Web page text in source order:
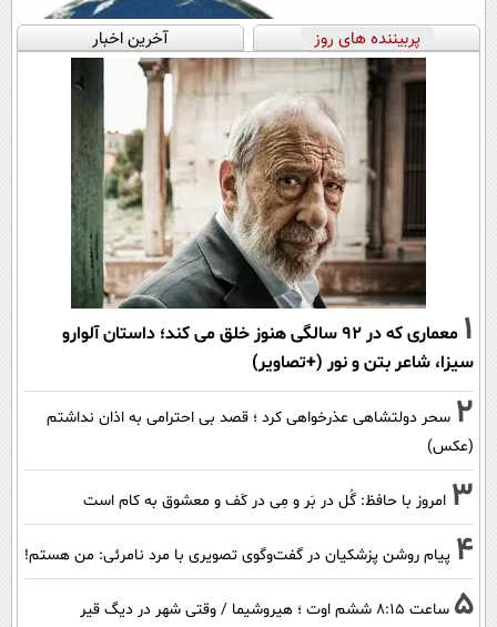
پربیننده های روز آخرین اخبار
1
معماری که در 92 سالگی هنوز خلق می کند؛ داستان آلوارو
سیزا، شاعر بتن و نور (+تصاویر)
2 سحر دولتشاهی عذرخواهی کرد ؛ قصد بی احترامی به اذان نداشتم
(عکس)
3 امروز با حافظ: گُل در بَر و مِی در کَف و معشوق به کام است
4 پیام روشن پزشکیان در گفت‌و‌گوی تصویری با مرد نامرئی: من هستم!
5
ساعت ۸:۱۵ ششم اوت ؛ هیروشیما / وقتی شهر در دیگ قیر